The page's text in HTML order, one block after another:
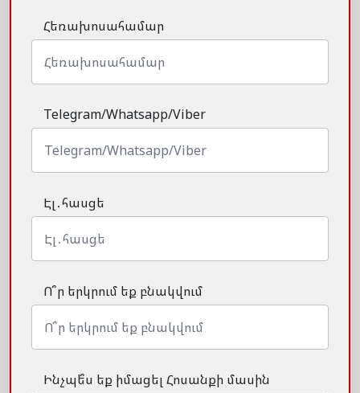
Հեռախոսահամար
Telegram/Whatsapp/Viber
Էլ․հասցե
Ո՞ր երկրում եք բնակվում
Ինչպե՞ս եք իմացել Հոսանքի մասին